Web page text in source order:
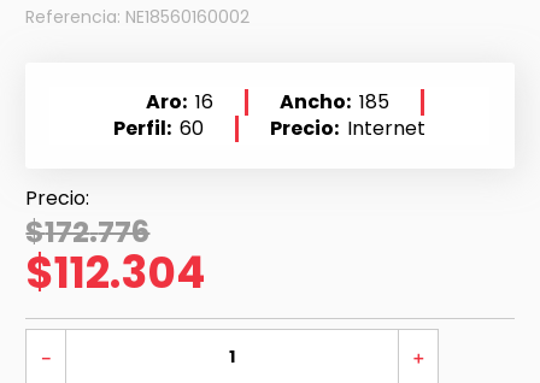
Referencia: NE18560160002
Aro 16 Ancho 185
Perfil 60 Precio Internet
$172.776
$112.304
＋
－